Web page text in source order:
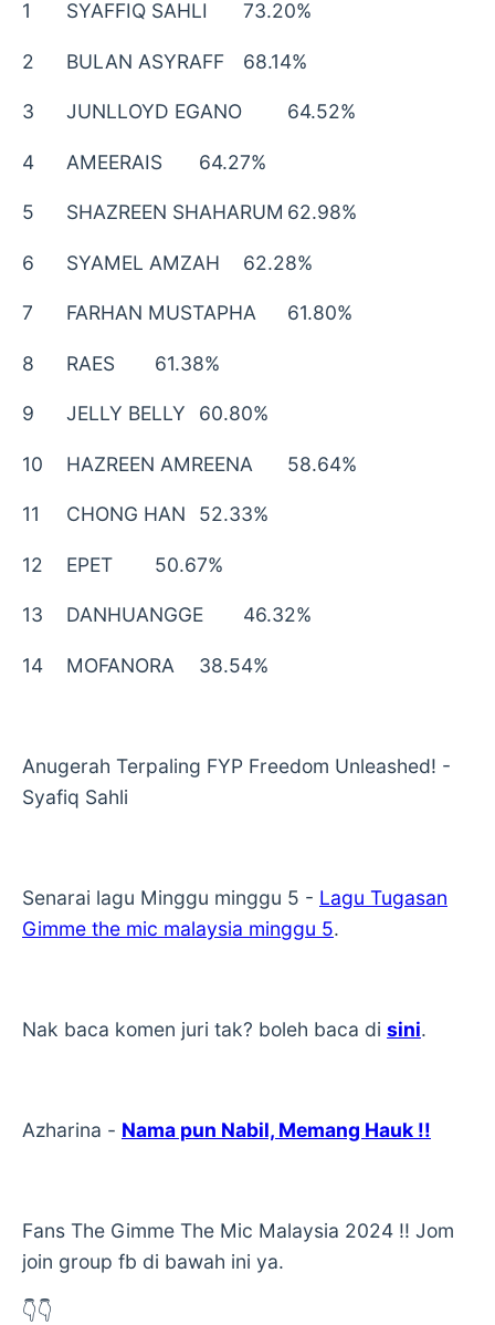
1 SYAFFIQ SAHLI 73.20%
2 BULAN ASYRAFF 68.14%
3 JUNLLOYD EGANO 64.52%
4 AMEERAIS 64.27%
5 SHAZREEN SHAHARUM 62.98%
6 SYAMEL AMZAH 62.28%
7 FARHAN MUSTAPHA 61.80%
8 RAES 61.38%
9 JELLY BELLY 60.80%
10 HAZREEN AMREENA 58.64%
11 CHONG HAN 52.33%
12 EPET 50.67%
13 DANHUANGGE 46.32%
14 MOFANORA 38.54%
Anugerah Terpaling FYP Freedom Unleashed! -
Syafiq Sahli
Senarai lagu Minggu minggu 5 - Lagu Tugasan
Gimme the mic malaysia minggu 5.
Nak baca komen juri tak? boleh baca di sini.
Azharina - Nama pun Nabil, Memang Hauk !!
Fans The Gimme The Mic Malaysia 2024 !! Jom
join group fb di bawah ini ya.
👇👇